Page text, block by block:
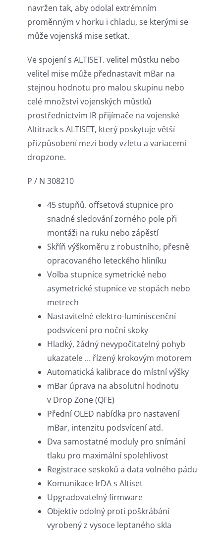
navržen tak, aby odolal extrémním
proměnným v horku i chladu, se kterými se
může vojenská mise setkat.
Ve spojení s ALTISET. velitel můstku nebo
velitel mise může přednastavit mBar na
stejnou hodnotu pro malou skupinu nebo
celé množství vojenských můstků
prostřednictvím IR přijímače na vojenské
Altitrack s ALTISET, který poskytuje větší
přizpůsobení mezi body vzletu a variacemi
dropzone.
P / N 308210
45 stupňů. offsetová stupnice pro
snadné sledování zorného pole při
montáži na ruku nebo zápěstí
Skříň výškoměru z robustního, přesně
opracovaného leteckého hliníku
Volba stupnice symetrické nebo
asymetrické stupnice ve stopách nebo
metrech
Nastavitelné elektro-luminiscenční
podsvícení pro noční skoky
Hladký, žádný nevypočitatelný pohyb
ukazatele … řízený krokovým motorem
Automatická kalibrace do místní výšky
mBar úprava na absolutní hodnotu
v Drop Zone (QFE)
Přední OLED nabídka pro nastavení
mBar, intenzitu podsvícení atd.
Dva samostatné moduly pro snímání
tlaku pro maximální spolehlivost
Registrace seskoků a data volného pádu
Komunikace IrDA s Altiset
Upgradovatelný firmware
Objektiv odolný proti poškrábání
vyrobený z vysoce leptaného skla